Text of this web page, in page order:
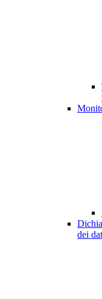
dei